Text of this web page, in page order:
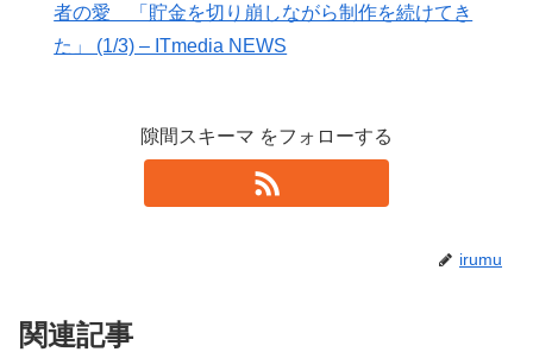
者の愛 「貯金を切り崩しながら制作を続けてき
た」 (1/3) – ITmedia NEWS
隙間スキーマ をフォローする
irumu
関連記事